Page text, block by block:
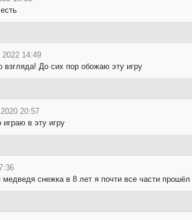
2022 14:49
взгляда! До сих пор обожаю эту игру
20:57
в эту игру
снежка в 8 лет я почти все части прошёл